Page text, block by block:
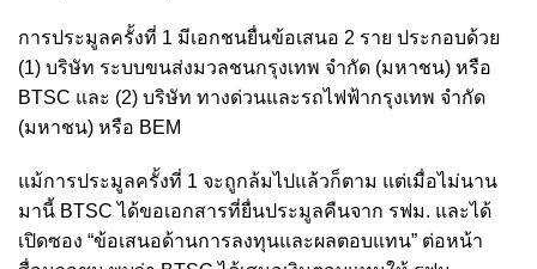
การประมูลครั้งที่ 1 มีเอกชนยื่นข้อเสนอ 2 ราย ประกอบด้วย
(1) บริษัท ระบบขนส่งมวลชนกรุงเทพ จำกัด (มหาชน) หรือ
BTSC และ (2) บริษัท ทางด่วนและรถไฟฟ้ากรุงเทพ จำกัด
(มหาชน) หรือ BEM
แม้การประมูลครั้งที่ 1 จะถูกล้มไปแล้วก็ตาม แต่เมื่อไม่นาน
มานี้ BTSC ได้ขอเอกสารที่ยื่นประมูลคืนจาก รฟม. และได้
เปิดซอง “ข้อเสนอด้านการลงทุนและผลตอบแทน” ต่อหน้า